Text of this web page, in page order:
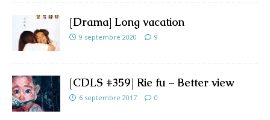
[Drama] Long vacation
9 septembre 2020 9
[CDLS #359] Rie fu – Better view
6 septembre 2017 0